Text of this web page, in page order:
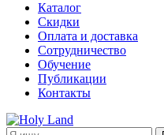
Каталог
Скидки
Оплата и доставка
Сотрудничество
Обучение
Публикации
Контакты